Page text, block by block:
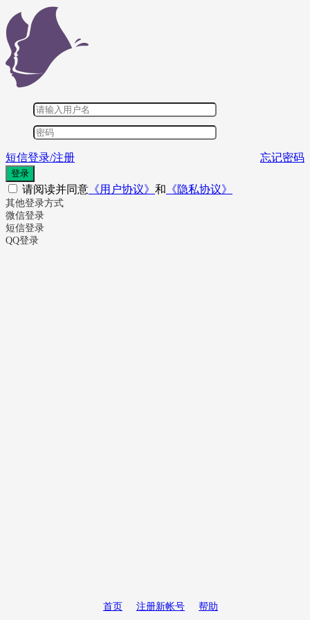
短信登录/注册 忘记密码
登录
请阅读并同意 《用户协议》 和 《隐私协议》
其他登录方式
微信登录
短信登录
QQ登录
首页 注册新帐号 帮助